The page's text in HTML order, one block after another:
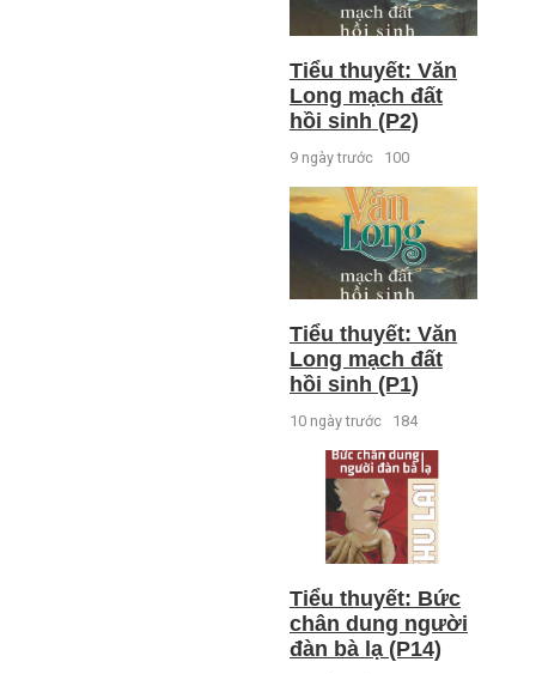
Tiểu thuyết: Văn
Long mạch đất
hồi sinh (P2)
9 ngày trước 100
Tiểu thuyết: Văn
Long mạch đất
hồi sinh (P1)
10 ngày trước 184
Tiểu thuyết: Bức
chân dung người
đàn bà lạ (P14)